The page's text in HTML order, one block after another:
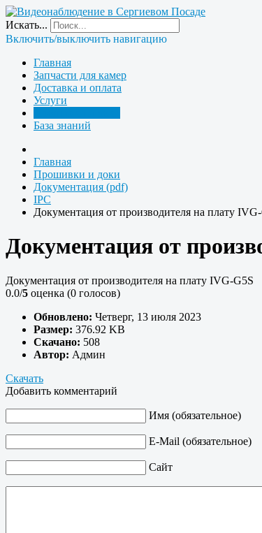
Искать...
Включить/выключить навигацию
Главная
Запчасти для камер
Доставка и оплата
Услуги
База знаний
Главная
Прошивки и доки
Документация (pdf)
IPC
Документация от производителя на плату
Документация от
Документация от производителя на плату IVG-G5S
0.0/5 оценка (0 голосов)
Обновлено: Четверг, 13 июля 2023
Размер: 376.92 KB
Скачано: 508
Автор: Админ
Скачать
Добавить комментарий
Имя (обязательное)
E-Mail (обязательное)
Сайт